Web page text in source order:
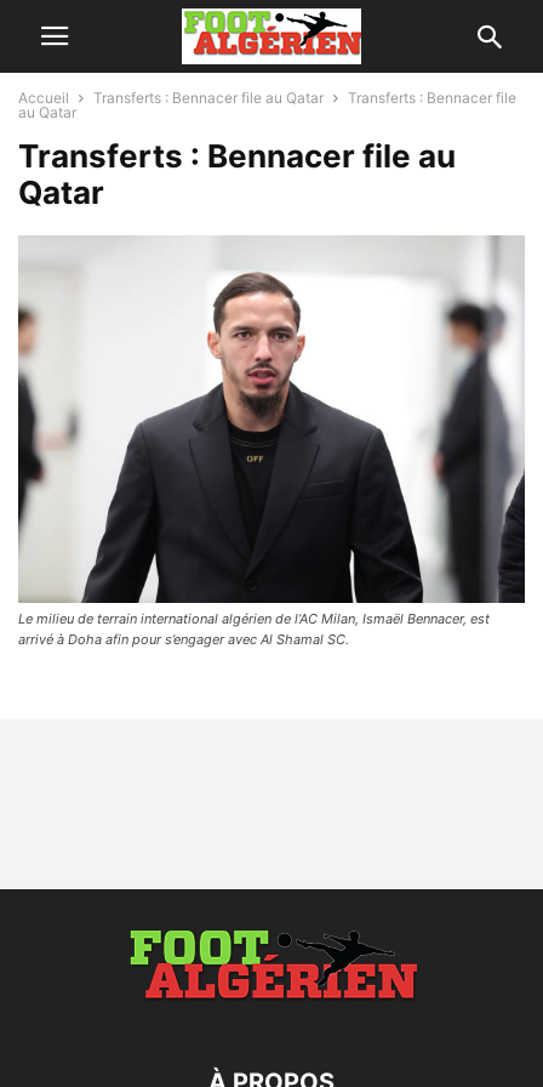
Accueil Transferts : Bennacer file au Qatar
Transferts : Bennacer file
au Qatar
Transferts : Bennacer file au
Qatar
Le milieu de terrain international algérien de l’AC Milan, Ismaël Bennacer, est
arrivé à Doha afin pour s’engager avec Al Shamal SC.